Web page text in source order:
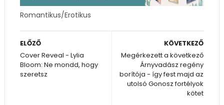
Romantikus/Erotikus
KÖVETKEZŐ
Megérkezett a következő
Árnyvadász regény
borítója - így fest majd az
utolsó Gonosz fortélyok
kötet
ELŐZŐ
Cover Reveal - Lylia
Bloom: Ne mondd, hogy
szeretsz